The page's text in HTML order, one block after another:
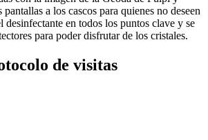
a los cascos para quienes no deseen
desinfectante en todos los puntos clave y se
para poder disfrutar de los cristales.
de visitas